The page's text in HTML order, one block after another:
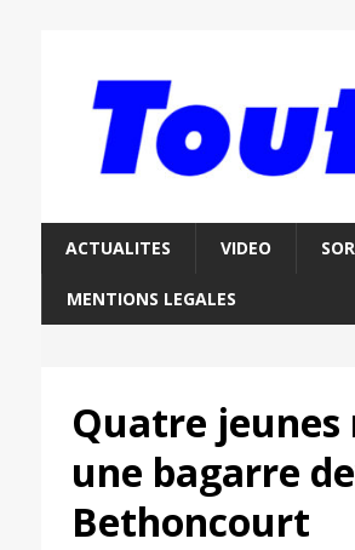
ACTUALITES VIDEO
MENTIONS LEGALES
Quatre jeunes
une bagarre
Bethoncourt